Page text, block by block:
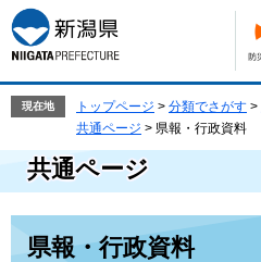
ー
ジ
の
で
す。
ニ
ュ
ー
ば
て
本
現在地 トップページ > 分類でさがす >
共通ページ > 県報・行政資料
共通ページ
県報・行政資料